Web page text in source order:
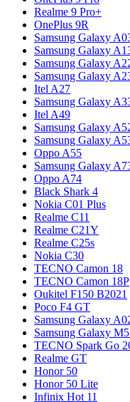
Realme 9 Pro+
OnePlus 9R
Samsung Galaxy
Samsung Galaxy
Samsung Galaxy
Samsung Galaxy
Itel A27
Samsung Galaxy
Itel A49
Samsung Galaxy
Samsung Galaxy
Oppo A55
Samsung Galaxy
Oppo A74
Black Shark 4
Nokia C01 Plus
Realme C11
Realme C21Y
Realme C25s
Nokia C30
TECNO Camon 18
TECNO Camon 18P
Oukitel F150 B2021
Poco F4 GT
Samsung Galaxy
Samsung Galaxy
TECNO Spark Go
Realme GT
Honor 50
Honor 50 Lite
Infinix Hot 11